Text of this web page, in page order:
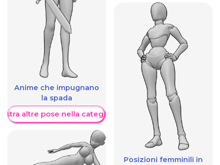
Anime che impugnano
la spada
altre pose nella categoria
Posizioni femminili in